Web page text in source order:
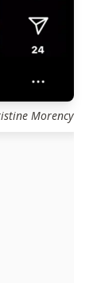
Morency